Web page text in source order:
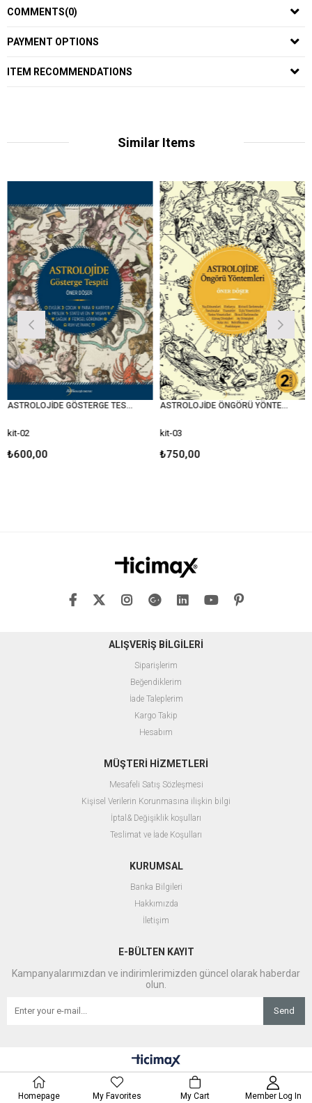
COMMENTS(0)
PAYMENT OPTIONS
ITEM RECOMMENDATIONS
Similar Items
ASTROLOJİDE GÖSTERGE TESPİTİ
02
ASTROLOJİDE ÖNGÖRÜ YÖNTEMLERİ
kit-03
₺750,00
ALIŞVERİŞ BİLGİLERİ
Siparişlerim
Beğendiklerim
İade Taleplerim
Kargo Takip
Hesabım
MÜŞTERİ HİZMETLERİ
Mesafeli Satış Sözleşmesi
Kişisel Verilerin Korunmasına ilişkin bilgi
İptal& Değişiklik koşulları
Teslimat ve İade Koşulları
KURUMSAL
Banka Bilgileri
Hakkımızda
İletişim
E-BÜLTEN KAYIT
Kampanyalarımızdan ve indirimlerimizden güncel olarak haberdar
olun.
Send
Homepage My Favorites My Cart Member Log In